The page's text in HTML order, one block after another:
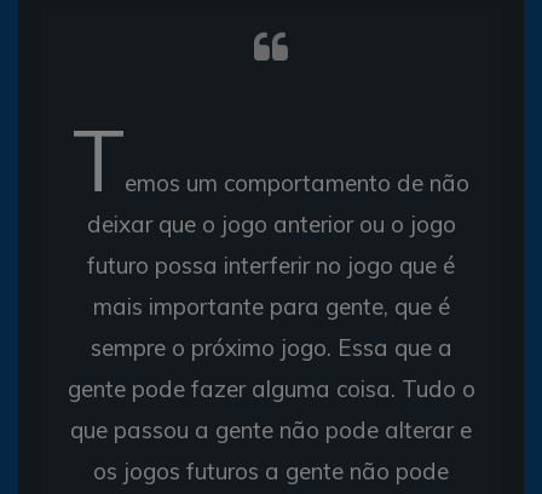
Temos um comportamento de não
deixar que o jogo anterior ou o jogo
futuro possa interferir no jogo que é
mais importante para gente, que é
sempre o próximo jogo. Essa que a
gente pode fazer alguma coisa. Tudo o
que passou a gente não pode alterar e
os jogos futuros a gente não pode